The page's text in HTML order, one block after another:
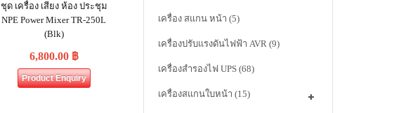
ชุด เครื่อง เสียง ห้อง ประชุม
NPE Power Mixer TR-250L
(Blk)
6,800.00 ฿
Product Enquiry
เครื่อง สแกน หน้า (5)
เครื่องปรับแรงดันไฟฟ้า AVR (9)
เครื่องสำรองไฟ UPS (68)
เครื่องสแกนใบหน้า (15)